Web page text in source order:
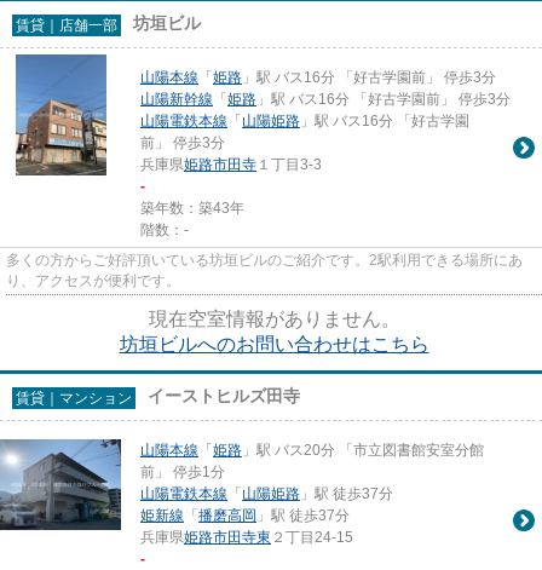
賃貸｜店舗一部 坊垣ビル
山陽本線 「姫路 」駅 バス16分 「好古学園前」 停歩3分
山陽新幹線 「姫路 」駅 バス16分 「好古学園前」 停歩3分
山陽電鉄本線 「山陽姫路 」駅 バス16分 「好古学園
前」 停歩3分
兵庫県姫路市田寺 １丁目3-3
-
築年数：築43年
階数：-
多くの方からご好評頂いている坊垣ビルのご紹介です。2駅利用できる場所にあ
り、アクセスが便利です。
現在空室情報がありません。
坊垣ビルへのお問い合わせはこちら
賃貸｜マンション イーストヒルズ田寺
山陽本線 「姫路 」駅 バス20分 「市立図書館安室分館
前」 停歩1分
山陽電鉄本線 「山陽姫路 」駅 徒歩37分
姫新線 「播磨高岡 」駅 徒歩37分
兵庫県姫路市田寺東 ２丁目24-15
-